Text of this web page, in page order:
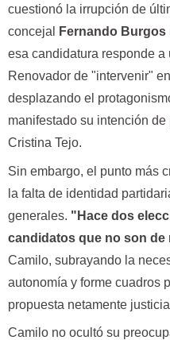
cuestionó la irrupción de
concejal
Fernando Burgos
esa candidatura responde
Renovador de "intervenir"
desplazando el
manifestado su intención
Cristina Tejo.
Sin embargo, el punto más
la falta de identidad
generales. "Hace dos
candidatos que no son
Camilo, subrayando la
autonomía y forme cuadros
propuesta netamente
Camilo no ocultó su